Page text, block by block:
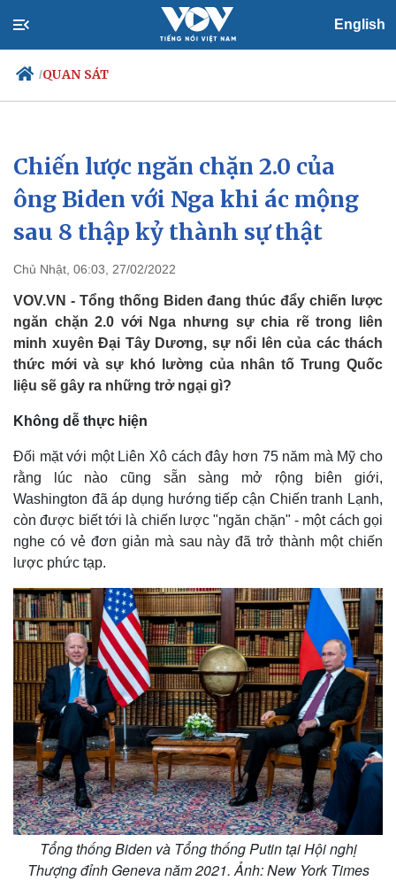
English
/QUAN SÁT
Chính trị
Đảng
Tổ chức nhân sự
Quốc hội
Nhận diện sự thật
Xã hội
Tin 24h
Dự báo thời tiết
Giáo dục
Dấu ấn VOV
Chiến lược ngăn chặn 2.0 của
ông Biden với Nga khi ác mộng
sau 8 thập kỷ thành sự thật
Chủ Nhật, 06:03, 27/02/2022
VOV.VN - Tổng thống Biden đang thúc đẩy chiến lược
ngăn chặn 2.0 với Nga nhưng sự chia rẽ trong liên
minh xuyên Đại Tây Dương, sự nổi lên của các thách
thức mới và sự khó lường của nhân tố Trung Quốc
liệu sẽ gây ra những trở ngại gì?
Không dễ thực hiện
Đối mặt với một Liên Xô cách đây hơn 75 năm mà Mỹ cho
rằng lúc nào cũng sẵn sàng mở rộng biên giới,
Washington đã áp dụng hướng tiếp cận Chiến tranh Lạnh,
còn được biết tới là chiến lược "ngăn chặn" - một cách gọi
nghe có vẻ đơn giản mà sau này đã trở thành một chiến
lược phức tạp.
Tổng thống Biden và Tổng thống Putin tại Hội nghị
Thượng đỉnh Geneva năm 2021. Ảnh: New York Times